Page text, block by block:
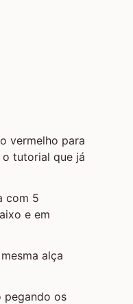
vermelho para
tutorial que já
com 5
e em
alça
pegando os